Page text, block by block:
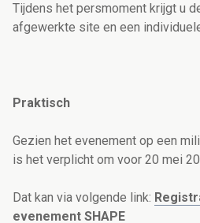
Tijdens het persmoment krijgt u
afgewerkte site en een
Praktisch
Gezien het evenement op een
is het verplicht om voor 20 mei
Dat kan via volgende link:
evenement SHAPE